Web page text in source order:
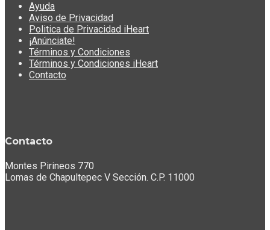
Ayuda
Aviso de Privacidad
Politica de Privacidad iHeart
¡Anúnciate!
Términos y Condiciones
Términos y Condiciones iHeart
Contacto
Contacto
Montes Pirineos 770
Lomas de Chapultepec V Sección. C.P. 11000